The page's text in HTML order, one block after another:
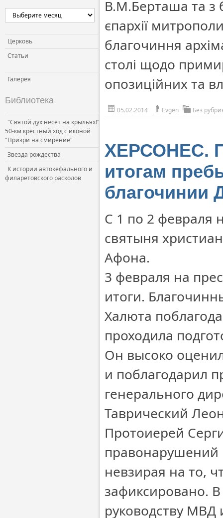
Церковь
Статьи
Галерея
Библиотека
"Святой дух несёт на крыльях!"
50-км крестный ход с иконой
"Призри на смирение"
Звезда рождества
К истории автокефального и
филаретовского расколов
В.М.Берташа та з
єпархії
благочиння
столі щодо
опозиційних та
05.02.2014 Evgen Без
ХЕРСОНЕС.
итогам
благочинии
С 1 по 2 февраля
святыня
Афона.
3 февраля на
итоги.
Халюта
проходила
Он высоко
и поблагодарил
генерального
Таврический
Протоиерей
правонарушений
невзирая на то,
зафиксировано.
руководству МВД